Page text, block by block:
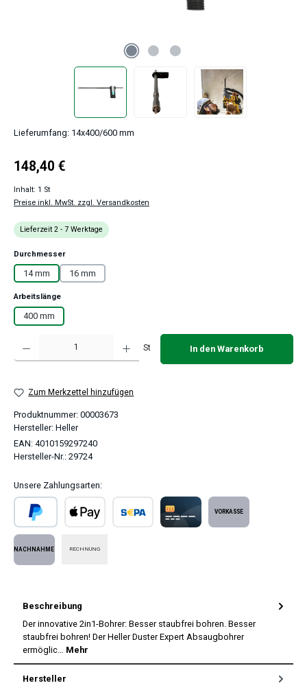
Lieferumfang: 14x400/600 mm
Regulärer Preis:
148,40 €
Inhalt: 1 St
Preise inkl. MwSt. zzgl. Versandkosten
Lieferzeit 2 - 7 Werktage
Durchmesserauswählen
14 mm 16 mm
Arbeitslängeauswählen
400 mm
Produkt Anzahl: Gib den gewünschten Wert ein oder benutze die Schaltflächen
St In den Warenkorb
Zum Merkzettel hinzufügen
Produktnummer: 00003673
Hersteller: Heller
EAN: 4010159297240
Hersteller-Nr.: 29724
Unsere Zahlungsarten:
PayPal
RECHNUNG
Beschreibung
Der innovative 2in1-Bohrer: Besser staubfrei bohren. Besser
staubfrei bohren! Der Heller Duster Expert Absaugbohrer
ermöglic… Mehr
Hersteller